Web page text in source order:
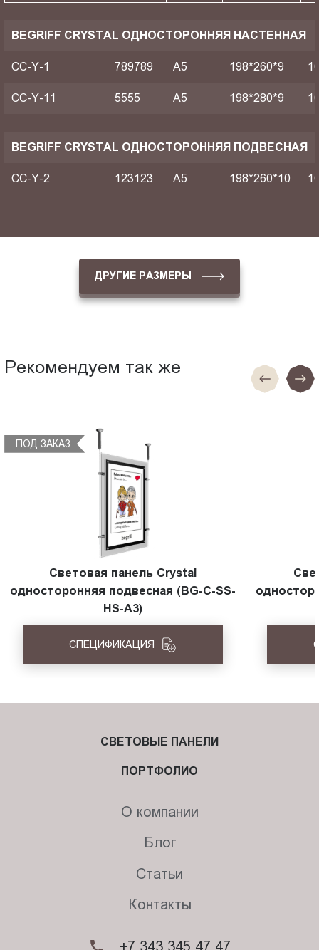
BEGRIFF CRYSTAL ОДНОСТОРОННЯЯ НАСТЕННАЯ
CC-Y-1 789789 A5 198*260*9
CC-Y-11 5555 A5 198*280*9
BEGRIFF CRYSTAL ОДНОСТОРОННЯЯ ПОДВЕСНАЯ
CC-Y-2 123123 A5 198*260*10
ДРУГИЕ РАЗМЕРЫ
Рекомендуем так же
ПОД ЗАКАЗ
Световая панель Crystal
односторонняя подвесная (BG-C-SS-
HS-A3)
СПЕЦИФИКАЦИЯ
СВЕТОВЫЕ ПАНЕЛИ
ПОРТФОЛИО
О компании
Блог
Статьи
Контакты
+7 343 345 47 47